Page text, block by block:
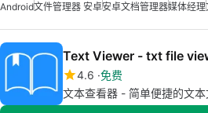
Android文件管理器 安卓安卓文档管理器媒体经理
Text Viewer - txt file
4.6 免费
文本查看器 - 简单便捷的文